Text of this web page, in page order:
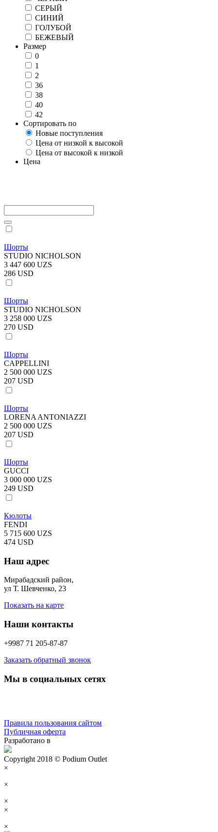
СЕРЫЙ
СИНИЙ
ГОЛУБОЙ
БЕЖЕВЫЙ
Размер
0
1
2
36
38
40
42
Сортировать по
Новые поступления
Цена от низкой к высокой
Цена от высокой к низкой
Цена
Шорты
STUDIO NICHOLSON
3 447 600 UZS
286 USD
Шорты
STUDIO NICHOLSON
3 258 000 UZS
270 USD
Шорты
CAPPELLINI
2 500 000 UZS
207 USD
Шорты
LORENA ANTONIAZZI
2 500 000 UZS
207 USD
Шорты
GUCCI
3 000 000 UZS
249 USD
Кюлоты
FENDI
5 715 600 UZS
474 USD
Наш адрес
Мирабадский район,
ул Т. Шевченко, 23
Показать на карте
Наши контакты
+9987 71 205-87-87
Заказать обратный звонок
Мы в социальных сетях
Правила пользования сайтом
Публичная оферта
Разработано в
Copyright 2018 © Podium Outlet
×
×
×
×
×